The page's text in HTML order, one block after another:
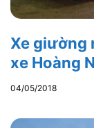
Xe giường
xe Hoàng
04/05/2018